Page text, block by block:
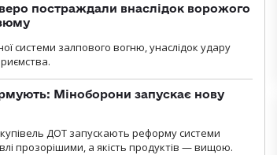
постраждали внаслідок ворожого
системи залпового вогню, унаслідок удару
Міноборони запускає нову
ДОТ запускають реформу системи
прозорішими, а якість продуктів — вищою.